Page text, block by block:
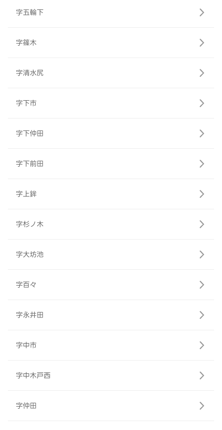
字五輪下
字篠木
字清水尻
字下市
字下仲田
字下前田
字上鉾
字杉ノ木
字大坊池
字百々
字永井田
字中市
字中木戸西
字仲田